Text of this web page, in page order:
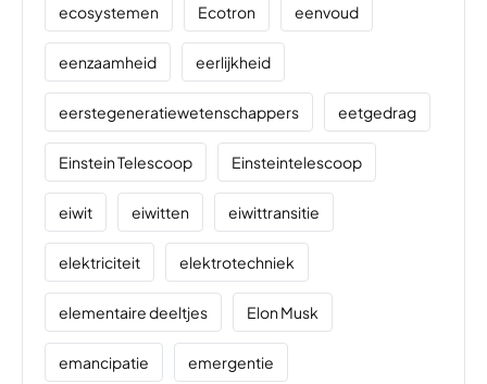
ecosystemen Ecotron eenvoud
eenzaamheid eerlijkheid
eerstegeneratiewetenschappers eetgedrag
Einstein Telescoop Einsteintelescoop
eiwit eiwitten eiwittransitie
elektriciteit elektrotechniek
elementaire deeltjes Elon Musk
emancipatie emergentie